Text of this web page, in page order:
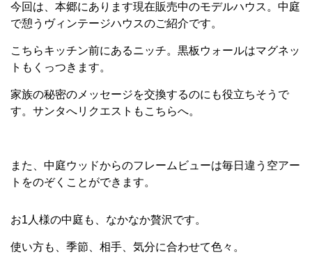
今回は、本郷にあります現在販売中のモデルハウス。中庭
で憩うヴィンテージハウスのご紹介です。
こちらキッチン前にあるニッチ。黒板ウォールはマグネッ
トもくっつきます。
家族の秘密のメッセージを交換するのにも役立ちそうで
す。サンタへリクエストもこちらへ。
また、中庭ウッドからのフレームビューは毎日違う空アー
トをのぞくことができます。
お1人様の中庭も、なかなか贅沢です。
使い方も、季節、相手、気分に合わせて色々。